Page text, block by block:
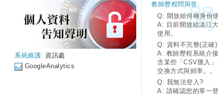
系統維護: 資訊處
GoogleAnalytics
教師歷程問與答:
Q: 開放給何種身份
A: 目前開放給淡江
使用。
Q: 資料不完整(正確
A: 教師歷程系統介
含某些「CSV匯入
交換方式與頻率。。
Q: 我無法登入?
A: 請確認您的單一